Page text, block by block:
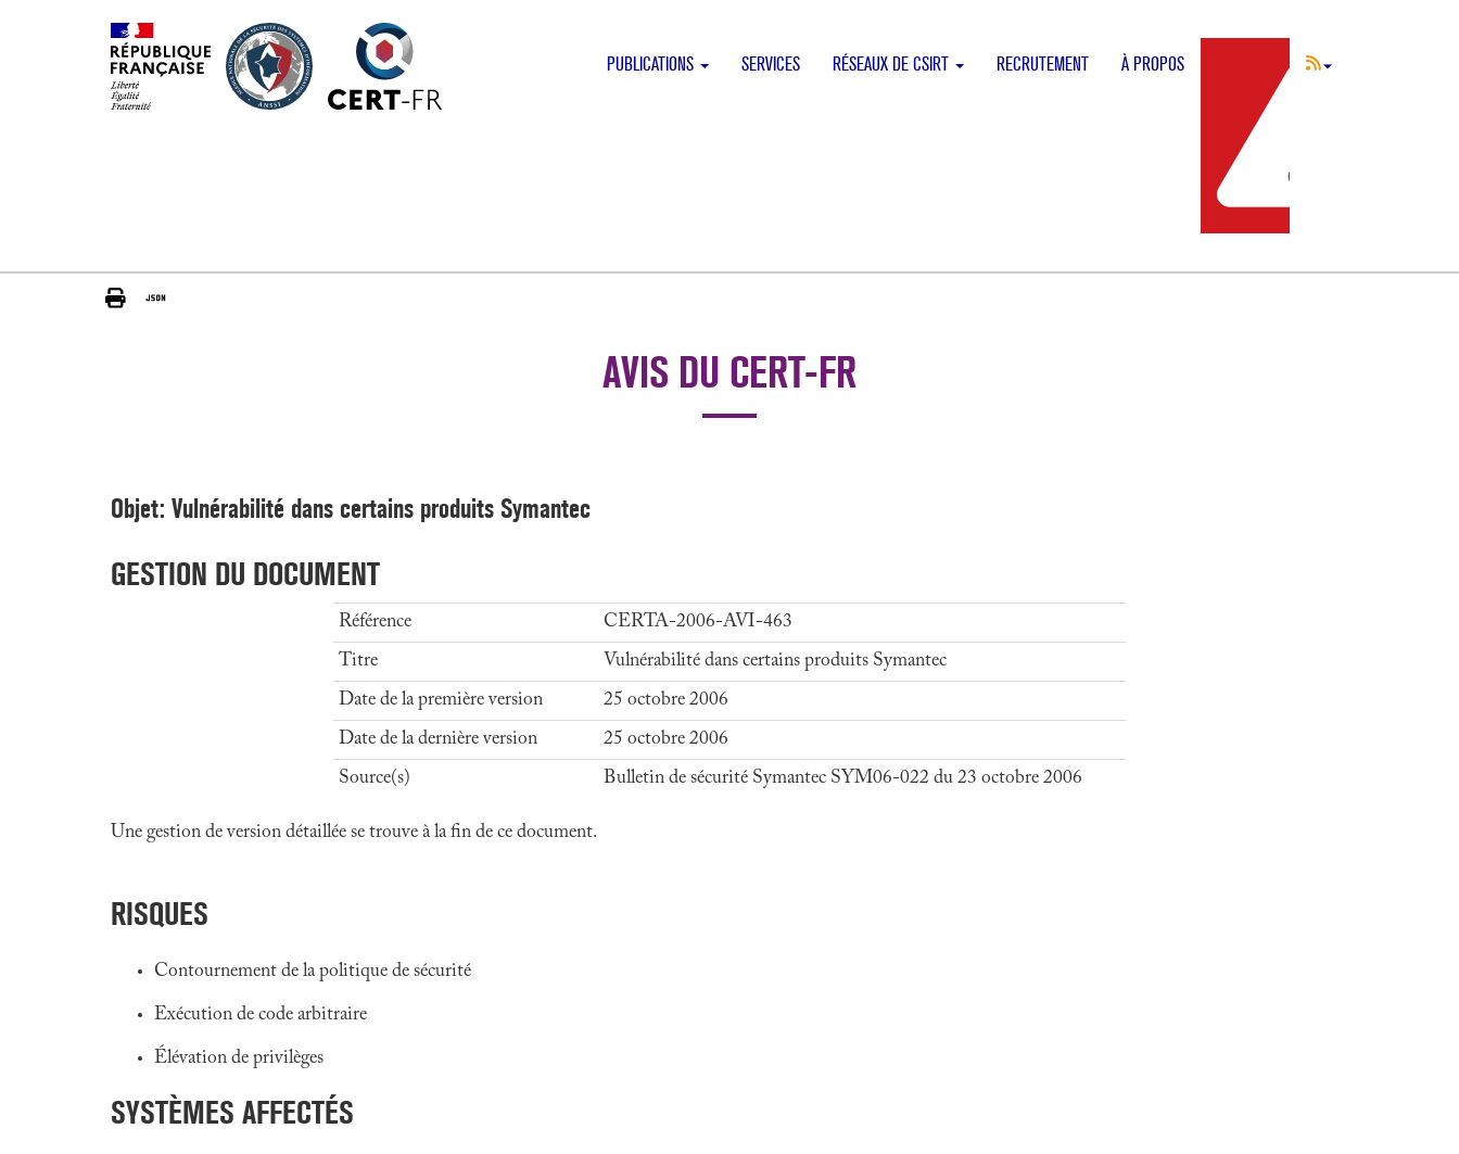
PUBLICATIONS SERVICES RÉSEAUX DE CSIRT RECRUTEMENT À PROPOS
AVIS DU CERT-FR
Objet: Vulnérabilité dans certains produits Symantec
GESTION DU DOCUMENT
Référence
CERTA-2006-AVI-463
Titre
Vulnérabilité dans certains produits Symantec
Date de la première version
25 octobre 2006
Date de la dernière version
25 octobre 2006
Source(s)
Bulletin de sécurité Symantec SYM06-022 du 23 octobre 2006
Une gestion de version détaillée se trouve à la fin de ce document.
RISQUES
Contournement de la politique de sécurité
Exécution de code arbitraire
Élévation de privilèges
SYSTÈMES AFFECTÉS